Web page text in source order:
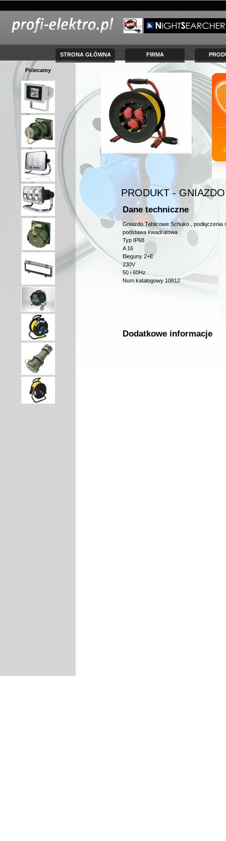
Polecamy
STRONA GŁÓWNA FIRMA
L
PRODUKT -
Dane techniczne
Gniazdo Tablicowe Schuko , podłączenia
podstawa kwadratowa .
Typ IP68
A 16
Bieguny 2+E
230V
50 i 60Hz
Num katalogowy 10812
Dodatkowe informacje